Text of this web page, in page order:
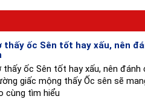
thấy ốc Sên tốt hay xấu, nên
thấy ốc Sên tốt hay xấu, nên đánh
giấc mộng thấy Ốc sên sẽ
cùng tìm hiểu